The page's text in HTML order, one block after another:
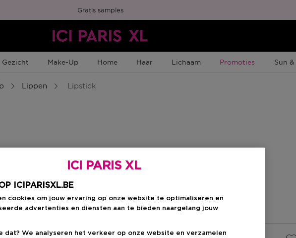
Gratis samples
Gezicht Make-Up Home Haar Lichaam Tijdelijke Promotie
Promoties Sun &
Lippen Lipstick
ICI PARIS XL
ICIPARISXL.BE
cookies om jouw ervaring op onze website te optimaliseren en
advertenties en diensten aan te bieden naargelang jouw
dat? We analyseren het verkeer op onze website en verzamelen